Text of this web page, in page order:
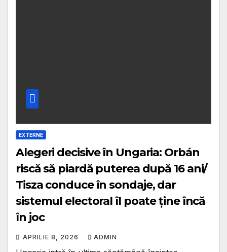
EXTERNE
Alegeri decisive în Ungaria: Orbán
riscă să piardă puterea după 16 ani/
Tisza conduce în sondaje, dar
sistemul electoral îl poate ține încă
în joc
APRILIE 8, 2026 ADMIN